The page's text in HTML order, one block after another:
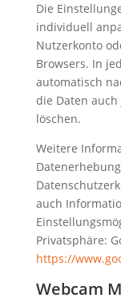
Die
individuell
Nutzerkonto
Browsers. In
automatisch
die Daten
löschen.
Weitere
auch
Privatsphäre:
https://
Webcam